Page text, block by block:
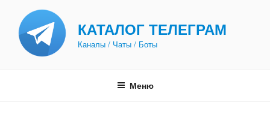
содержимому
КАТАЛОГ ТЕЛЕГРАМ
Каналы / Чаты / Боты
Меню